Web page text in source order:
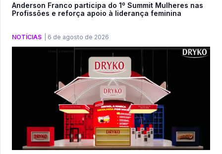
Anderson Franco participa do 1º Summit Mulheres nas
Profissões e reforça apoio à liderança feminina
NOTÍCIAS 6 de agosto de 2026